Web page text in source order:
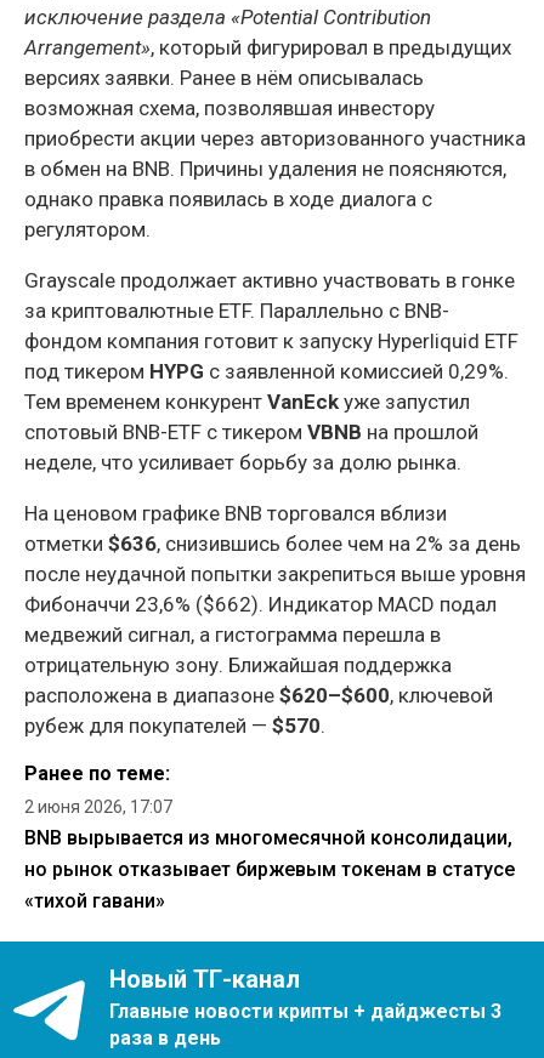
исключение раздела «Potential Contribution
Arrangement», который фигурировал в предыдущих
версиях заявки. Ранее в нём описывалась
возможная схема, позволявшая инвестору
приобрести акции через авторизованного участника
в обмен на BNB. Причины удаления не поясняются,
однако правка появилась в ходе диалога с
регулятором.
Grayscale продолжает активно участвовать в гонке
за криптовалютные ETF. Параллельно с BNB-
фондом компания готовит к запуску Hyperliquid ETF
под тикером HYPG с заявленной комиссией 0,29%.
Тем временем конкурент VanEck уже запустил
спотовый BNB-ETF с тикером VBNB на прошлой
неделе, что усиливает борьбу за долю рынка.
На ценовом графике BNB торговался вблизи
отметки $636, снизившись более чем на 2% за день
после неудачной попытки закрепиться выше уровня
Фибоначчи 23,6% ($662). Индикатор MACD подал
медвежий сигнал, а гистограмма перешла в
отрицательную зону. Ближайшая поддержка
расположена в диапазоне $620–$600, ключевой
рубеж для покупателей — $570.
Ранее по теме:
2 июня 2026, 17:07
BNB вырывается из многомесячной консолидации,
но рынок отказывает биржевым токенам в статусе
«тихой гавани»
Новый ТГ-канал
Главные новости крипты + дайджесты 3
раза в день